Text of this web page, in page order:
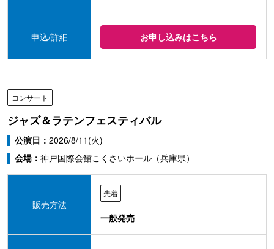
申込/詳細 お申し込みはこちら
コンサート
ジャズ＆ラテンフェスティバル
公演日： 2026/8/11(火)
会場： 神戸国際会館こくさいホール（兵庫県）
販売方法
先着
一般発売